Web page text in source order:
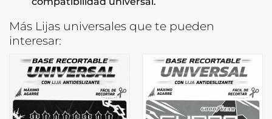
Más Lijas universales que te pueden
interesar: